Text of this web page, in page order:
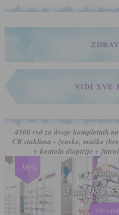
VIDI SVE
4500 rsd za dvoje kompletnih
CR staklima - ženske, muške
+ kontola dioptrije +
-36%
preostalo
3 dana 08h
više o
preostalo
3 dana 08h
više o